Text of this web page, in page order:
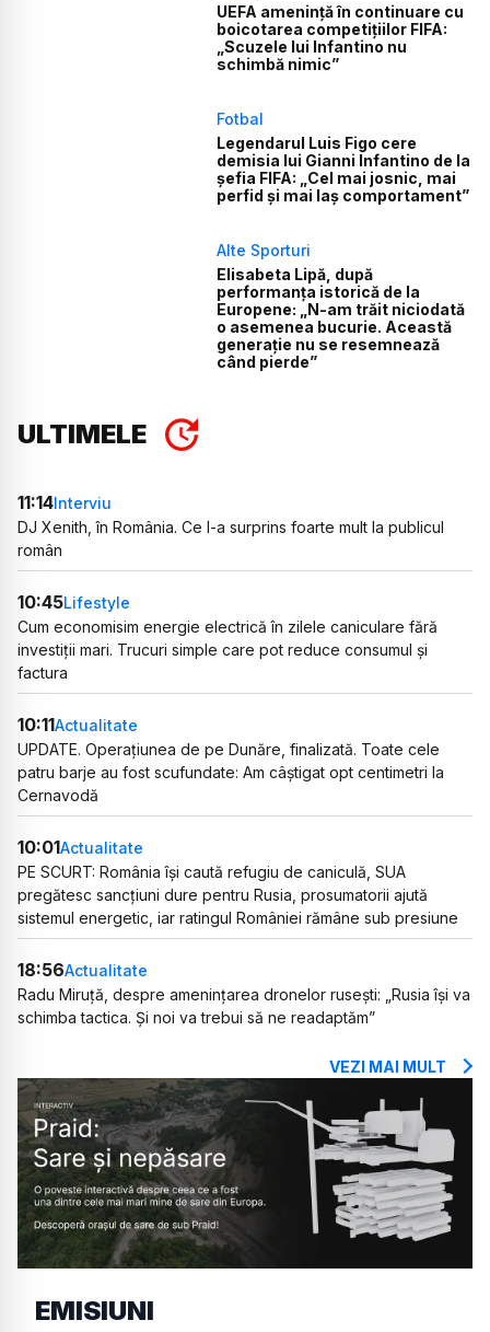
UEFA amenință în continuare cu
boicotarea competițiilor FIFA:
„Scuzele lui Infantino nu
schimbă nimic”
Fotbal
Legendarul Luis Figo cere
demisia lui Gianni Infantino de la
șefia FIFA: „Cel mai josnic, mai
perfid și mai laș comportament”
Alte Sporturi
Elisabeta Lipă, după
performanța istorică de la
Europene: „N-am trăit niciodată
o asemenea bucurie. Această
generație nu se resemnează
când pierde”
ULTIMELE
11:14Interviu
DJ Xenith, în România. Ce l-a surprins foarte mult la publicul
român
10:45Lifestyle
Cum economisim energie electrică în zilele caniculare fără
investiții mari. Trucuri simple care pot reduce consumul și
factura
10:11Actualitate
UPDATE. Operațiunea de pe Dunăre, finalizată. Toate cele
patru barje au fost scufundate: Am câștigat opt centimetri la
Cernavodă
10:01Actualitate
PE SCURT: România își caută refugiu de caniculă, SUA
pregătesc sancțiuni dure pentru Rusia, prosumatorii ajută
sistemul energetic, iar ratingul României rămâne sub presiune
18:56Actualitate
Radu Miruță, despre amenințarea dronelor rusești: „Rusia își va
schimba tactica. Și noi va trebui să ne readaptăm”
VEZI MAI MULT
EMISIUNI